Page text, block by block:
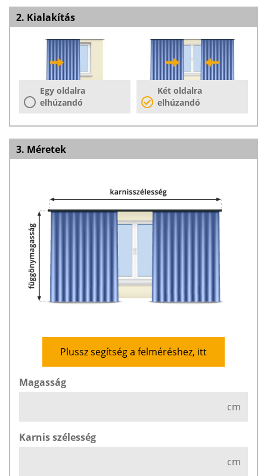
2. Kialakítás
Egy oldalra
elhúzandó
Két oldalra
elhúzandó
3. Méretek
Plussz segítség a felméréshez, itt
Magasság
cm
Karnis szélesség
cm